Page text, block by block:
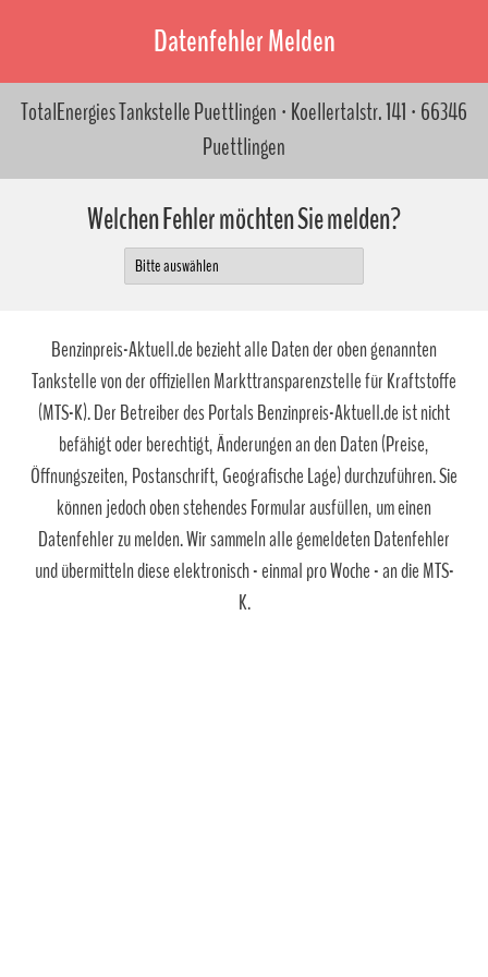
Datenfehler Melden
TotalEnergies Tankstelle Puettlingen · Koellertalstr. 141 · 66346
Puettlingen
Welchen Fehler möchten Sie melden?
Benzinpreis-Aktuell.de bezieht alle Daten der oben genannten
Tankstelle von der offiziellen Markttransparenzstelle für Kraftstoffe
(MTS-K). Der Betreiber des Portals Benzinpreis-Aktuell.de ist nicht
befähigt oder berechtigt, Änderungen an den Daten (Preise,
Öffnungszeiten, Postanschrift, Geografische Lage) durchzuführen. Sie
können jedoch oben stehendes Formular ausfüllen, um einen
Datenfehler zu melden. Wir sammeln alle gemeldeten Datenfehler
und übermitteln diese elektronisch - einmal pro Woche - an die MTS-
K.